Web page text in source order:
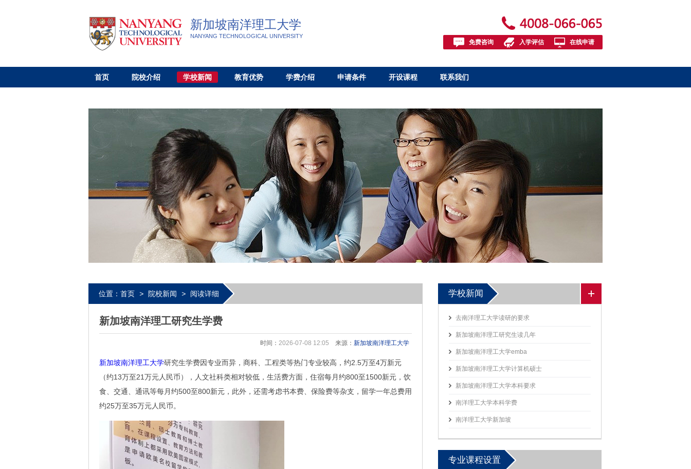
新加坡南洋理工大学
NANYANG TECHNOLOGICAL UNIVERSITY
免费咨询 入学评估 在线申请
首页 院校介绍 学校新闻 教育优势 学费介绍 申请条件 开设课程 联系我们
位置： 首页 > 院校新闻 > 阅读详细
新加坡南洋理工研究生学费
时间： 2026-07-08 12:05 来源： 新加坡南洋理工大学
新加坡南洋理工大学研究生学费因专业而异，商科、工程类等热门专业较高，约2.5万至4万新元
（约13万至21万元人民币），人文社科类相对较低，生活费方面，住宿每月约800至1500新元，饮
食、交通、通讯等每月约500至800新元，此外，还需考虑书本费、保险费等杂支，留学一年总费用
约25万至35万元人民币。
学校新闻
去南洋理工大学读研的要求
新加坡南洋理工研究生读几年
新加坡南洋理工大学emba
新加坡南洋理工大学计算机硕士
新加坡南洋理工大学本科要求
南洋理工大学本科学费
南洋理工大学新加坡
专业课程设置